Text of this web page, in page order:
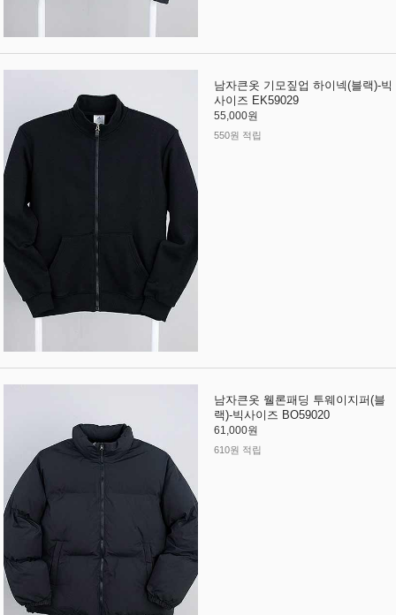
남자큰옷 기모짚업 하이넥(블랙)-빅
사이즈 EK59029
55,000원
550원 적립
남자큰옷 웰론패딩 투웨이지퍼(블
랙)-빅사이즈 BO59020
61,000원
610원 적립